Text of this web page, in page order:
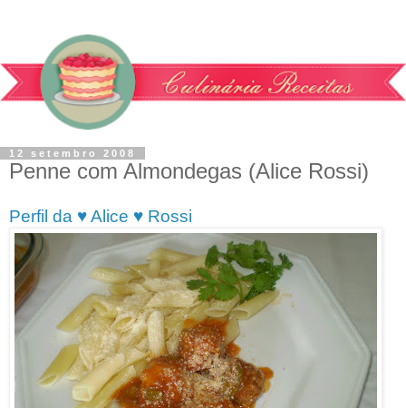
12 setembro 2008
Penne com Almondegas (Alice Rossi)
Perfil da ♥ Alice ♥ Rossi